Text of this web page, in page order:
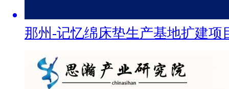
那州-记忆绵床垫生产基地扩建项